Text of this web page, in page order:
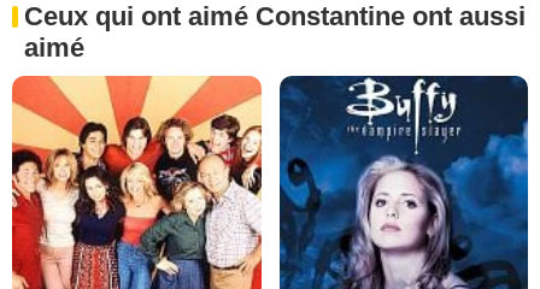
Ceux qui ont aimé Constantine ont aussi
aimé